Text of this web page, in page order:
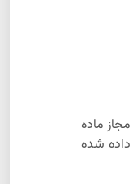
ماده 6 قانون پایانه‌های فروشگاهی و سامانه مؤدیان به استحضار می‌رساند: 1- سقف مجاز ماده
آن داده شده